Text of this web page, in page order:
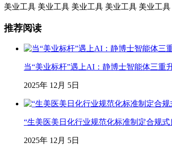
美业工具 美业工具 美业工具 美业工具 美业工具
推荐阅读
当“美业标杆”遇上AI：静博士智能体三重
2025年 12月 5日
“生美医美日化行业规范化标准制定合规
2025年 12月 5日